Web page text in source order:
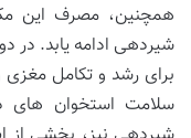
همچنین، مصرف این
شیردهی ادامه یابد. در
سلامت استخوان های